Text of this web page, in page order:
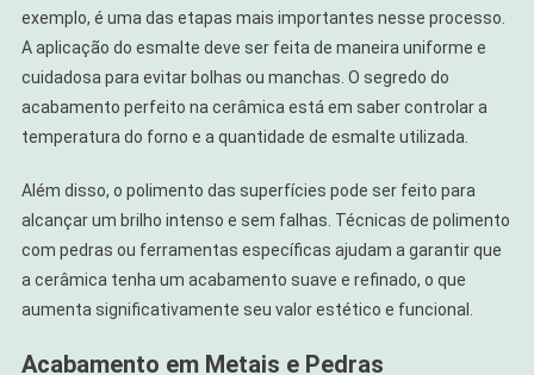
exemplo, é uma das etapas mais importantes nesse processo.
A aplicação do esmalte deve ser feita de maneira uniforme e
cuidadosa para evitar bolhas ou manchas. O segredo do
acabamento perfeito na cerâmica está em saber controlar a
temperatura do forno e a quantidade de esmalte utilizada.
Além disso, o polimento das superfícies pode ser feito para
alcançar um brilho intenso e sem falhas. Técnicas de polimento
com pedras ou ferramentas específicas ajudam a garantir que
a cerâmica tenha um acabamento suave e refinado, o que
aumenta significativamente seu valor estético e funcional.
Acabamento em Metais e Pedras